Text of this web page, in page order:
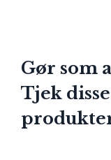
Gør som
Tjek